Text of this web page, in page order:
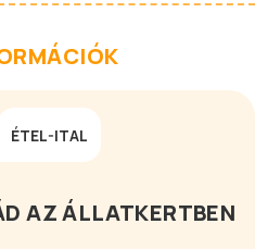
ÉTEL-ITAL
AZ ÁLLATKERTBEN